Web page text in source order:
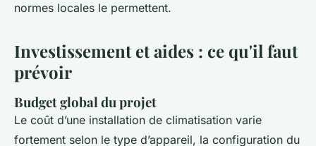
normes locales le permettent.
Investissement et aides : ce qu'il faut
prévoir
Budget global du projet
Le coût d’une installation de climatisation varie
fortement selon le type d’appareil, la configuration du